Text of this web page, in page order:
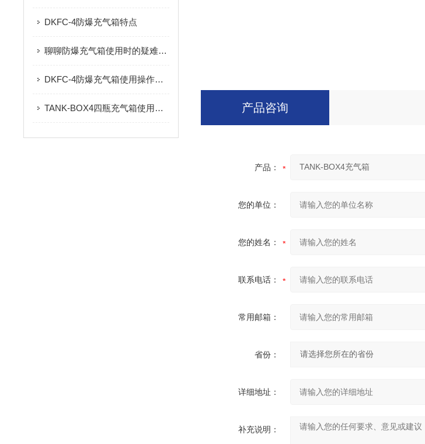
DKFC-4防爆充气箱特点
聊聊防爆充气箱使用时的疑难杂症
DKFC-4防爆充气箱使用操作方法
TANK-BOX4四瓶充气箱使用方法介绍 产品咨询
产品：
您的单位：
您的姓名：
联系电话：
常用邮箱：
省份：
详细地址：
补充说明：